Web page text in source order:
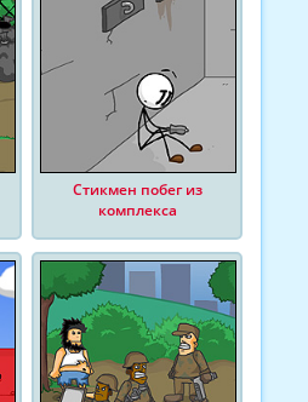
Стикмен побег из
комплекса